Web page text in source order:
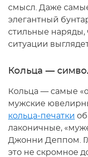
смысл. Даже
элегантный
стильные наряды,
ситуации
Кольца —
Кольца — самые
мужские
кольца-печатки
лаконичные,
Джонни Деппом.
это не скромное